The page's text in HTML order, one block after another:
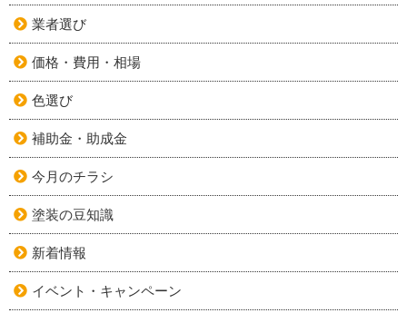
業者選び
価格・費用・相場
色選び
補助金・助成金
今月のチラシ
塗装の豆知識
新着情報
イベント・キャンペーン